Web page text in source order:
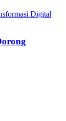
Digital